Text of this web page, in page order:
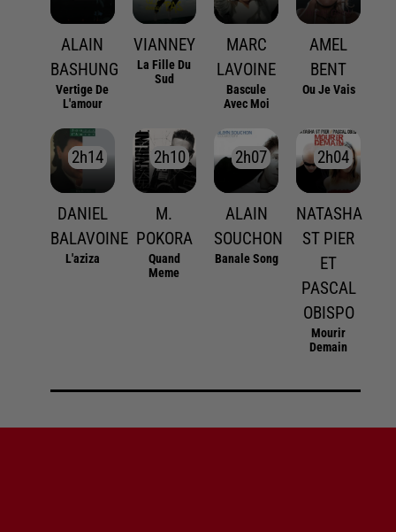
ALAIN
BASHUNG
Vertige De
L'amour
VIANNEY
La Fille Du
Sud
MARC
LAVOINE
Bascule
Avec Moi
AMEL
BENT
Ou Je Vais
2h14
2h14
DANIEL
BALAVOINE
L'aziza
2h10
2h10
M.
POKORA
Quand
Meme
2h07
2h07
ALAIN
SOUCHON
Banale Song
2h04
2h04
NATASHA
ST PIER
ET
PASCAL
OBISPO
Mourir
Demain